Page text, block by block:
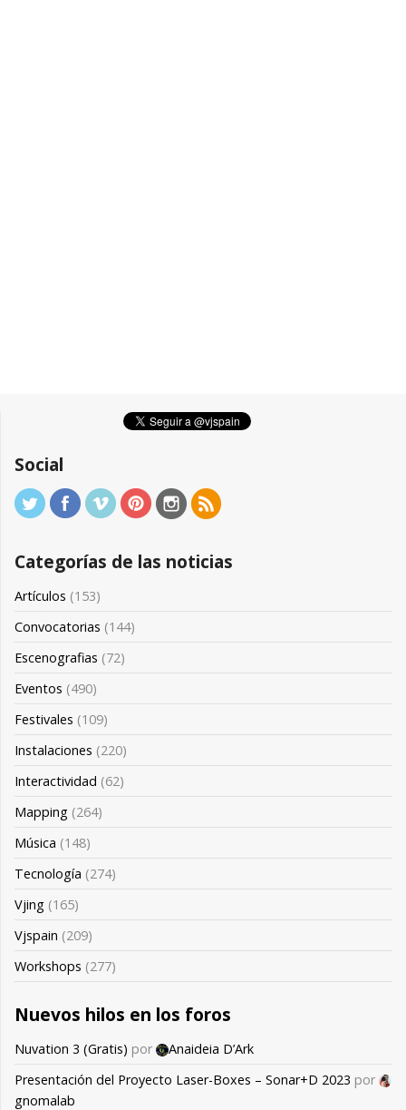
Social
Categorías de las noticias
Artículos (153)
Convocatorias (144)
Escenografias (72)
Eventos (490)
Festivales (109)
Instalaciones (220)
Interactividad (62)
Mapping (264)
Música (148)
Tecnología (274)
Vjing (165)
Vjspain (209)
Workshops (277)
Nuevos hilos en los foros
Nuvation 3 (Gratis) por
Anaideia D’Ark
Presentación del Proyecto Laser-Boxes – Sonar+D 2023 por
gnomalab